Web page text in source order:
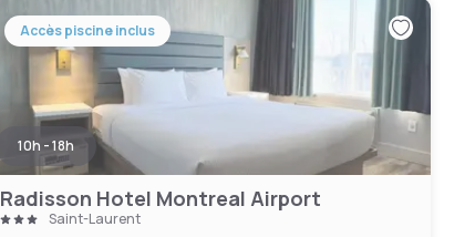
Accès piscine inclus
10h - 18h
Radisson Hotel Montreal Airport
Saint-Laurent